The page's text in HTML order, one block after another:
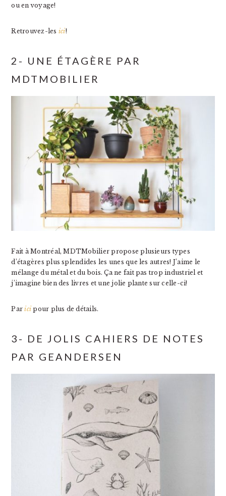
ou en voyage!
Retrouvez-les ici!
2- UNE ÉTAGÈRE PAR
MDTMOBILIER
Fait à Montréal, MDTMobilier propose plusieurs types
d’étagères plus splendides les unes que les autres! J’aime le
mélange du métal et du bois. Ça ne fait pas trop industriel et
j’imagine bien des livres et une jolie plante sur celle-ci!
Parici pour plus de détails.
3- DE JOLIS CAHIERS DE NOTES
PAR GEANDERSEN